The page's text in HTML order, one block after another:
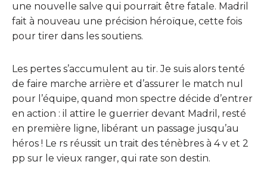
une nouvelle salve qui pourrait être fatale. Madril
fait à nouveau une précision héroïque, cette fois
pour tirer dans les soutiens.
Les pertes s’accumulent au tir. Je suis alors tenté
de faire marche arrière et d’assurer le match nul
pour l’équipe, quand mon spectre décide d’entrer
en action : il attire le guerrier devant Madril, resté
en première ligne, libérant un passage jusqu’au
héros ! Le rs réussit un trait des ténèbres à 4 v et 2
pp sur le vieux ranger, qui rate son destin.